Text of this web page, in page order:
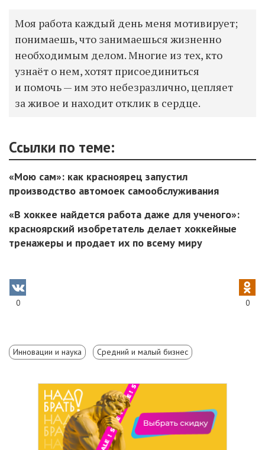
Моя работа каждый день меня мотивирует;
понимаешь, что занимаешься жизненно
необходимым делом. Многие из тех, кто
узнаёт о нем, хотят присоединиться
и помочь — им это небезразлично, цепляет
за живое и находит отклик в сердце.
Ссылки по теме:
«Мою сам»: как красноярец запустил
производство автомоек самообслуживания
«В хоккее найдется работа даже для ученого»:
красноярский изобретатель делает хоккейные
тренажеры и продает их по всему миру
0 0
Инновации и наука Средний и малый бизнес